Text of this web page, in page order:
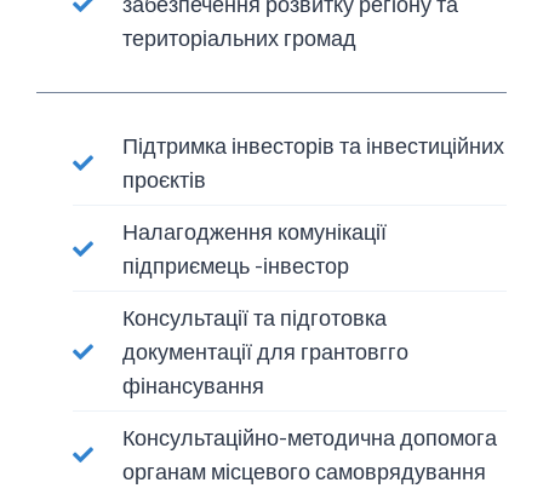
територіальних громад
Підтримка інвесторів та інвестиційних
проєктів
Налагодження комунікації
підприємець -інвестор
Консультації та підготовка
документації для грантовгго
фінансування
Консультаційно-методична допомога
органам місцевого самоврядування